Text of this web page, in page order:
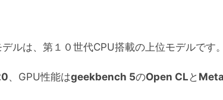
ルは、第１０世代CPU搭載の上位モデルです。
、GPU性能はgeekbench 5のOpen CL と